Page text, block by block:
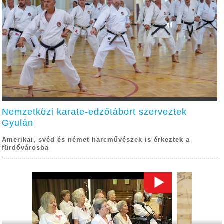
Nemzetközi karate-edzőtábort szerveztek
Gyulán
Amerikai, svéd és német harcművészek is érkeztek a
fürdővárosba